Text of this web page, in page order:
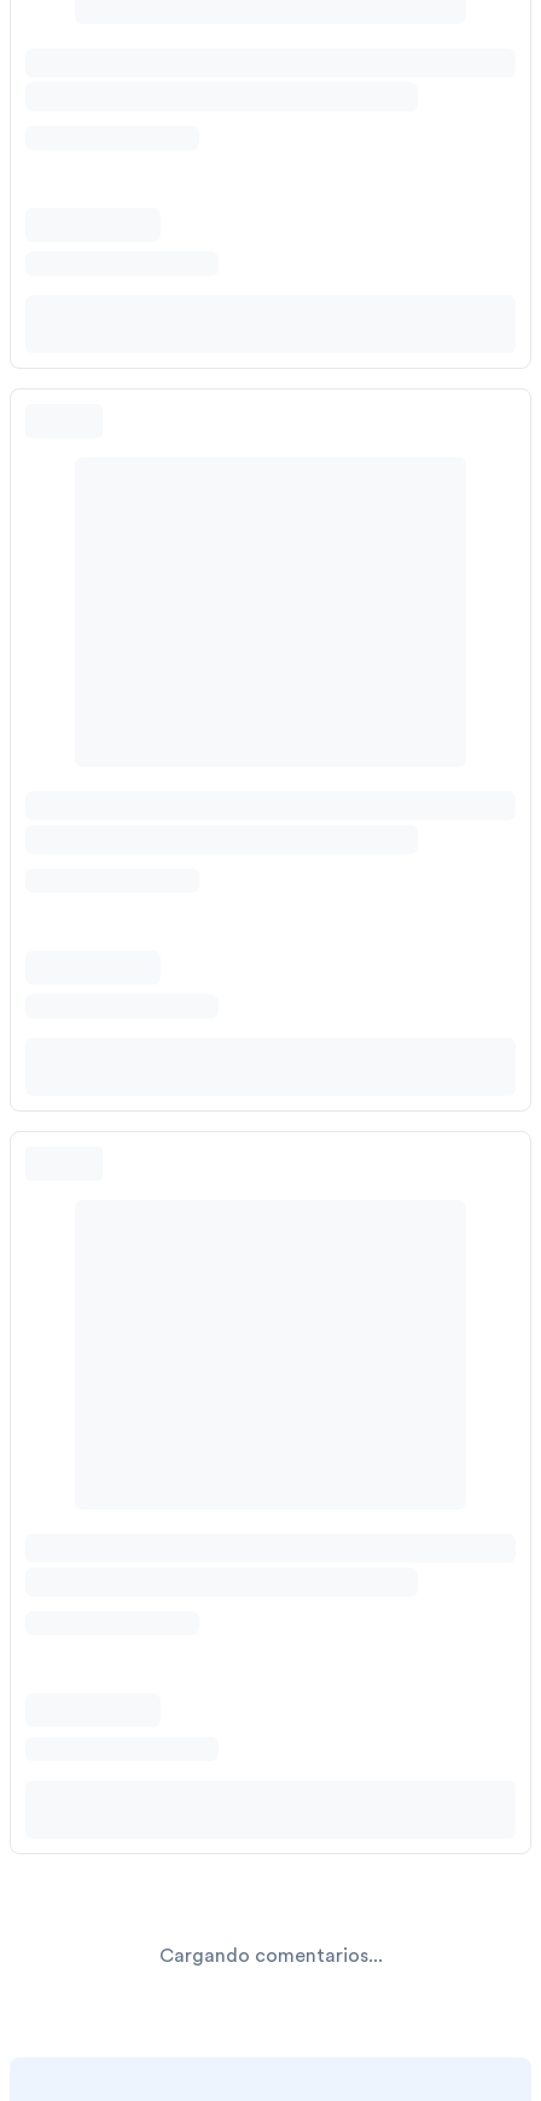
Cargando comentarios...